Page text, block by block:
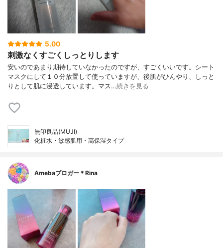
5.00
刺激なくすごくしっとりします
安いのであまり期待していなかったのですが、すごくいいです。シート
マスクにして１０分放置して使っていますが、後肌がひんやり、しっと
りとして肌に浸透しています。マス…続きを見る
無印良品(MUJI)
化粧水・敏感肌用・高保湿タイプ
Amebaブロガー＊Rina